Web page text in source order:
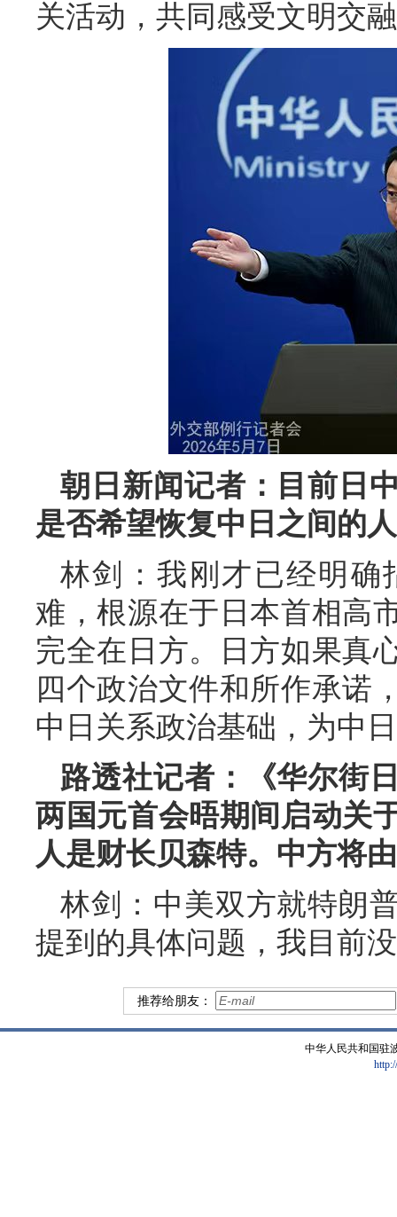
关活动，共同感受文明交
朝日新闻记者：目前日
是否希望恢复中日之间的
林剑：我刚才已经明确
难，根源在于日本首相高
完全在日方。日方如果真
四个政治文件和所作承诺
中日关系政治基础，为中
路透社记者：《华尔街
两国元首会晤期间启动关
人是财长贝森特。中方将
林剑：中美双方就特朗
提到的具体问题，我目前
推荐给朋友：
中华人民共和国驻